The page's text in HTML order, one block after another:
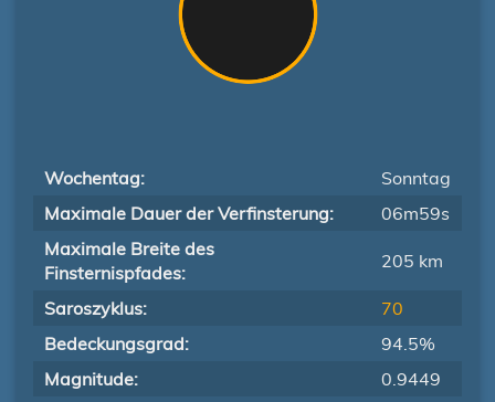
Wochentag:
Sonntag
Maximale Dauer der Verfinsterung:
06m59s
Maximale Breite des
Finsternispfades:
205 km
Saroszyklus:
70
Bedeckungsgrad:
94.5%
Magnitude:
0.9449